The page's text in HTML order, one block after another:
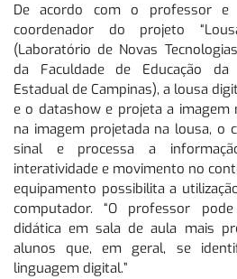
De acordo com o professor e
coordenador do projeto
(Laboratório de Novas
da Faculdade de Educação da
Estadual de Campinas), a lousa
e o datashow e projeta a imagem
na imagem projetada na lousa, o
sinal e processa a
interatividade e movimento no
equipamento possibilita a
computador. “O professor
didática em sala de aula mais
alunos que, em geral, se
linguagem digital.”